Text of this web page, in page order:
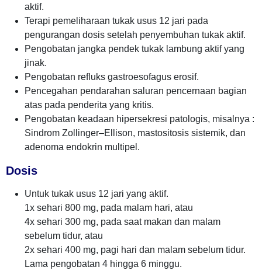
aktif.
Terapi pemeliharaan tukak usus 12 jari pada
pengurangan dosis setelah penyembuhan tukak aktif.
Pengobatan jangka pendek tukak lambung aktif yang
jinak.
Pengobatan refluks gastroesofagus erosif.
Pencegahan pendarahan saluran pencernaan bagian
atas pada penderita yang kritis.
Pengobatan keadaan hipersekresi patologis, misalnya :
Sindrom Zollinger–Ellison, mastositosis sistemik, dan
adenoma endokrin multipel.
Dosis
Untuk tukak usus 12 jari yang aktif.
1x sehari 800 mg, pada malam hari, atau
4x sehari 300 mg, pada saat makan dan malam
sebelum tidur, atau
2x sehari 400 mg, pagi hari dan malam sebelum tidur.
Lama pengobatan 4 hingga 6 minggu.